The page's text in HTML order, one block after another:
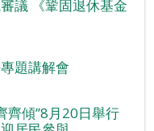
議 《鞏固退休基金
題講解會
齊傾”8月20日舉行